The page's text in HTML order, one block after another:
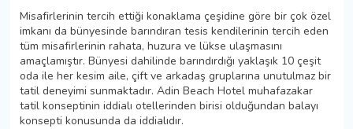
Misafirlerinin tercih ettiği konaklama çeşidine göre bir çok özel
imkanı da bünyesinde barındıran tesis kendilerinin tercih eden
tüm misafirlerinin rahata, huzura ve lükse ulaşmasını
amaçlamıştır. Bünyesi dahilinde barındırdığı yaklaşık 10 çeşit
oda ile her kesim aile, çift ve arkadaş gruplarına unutulmaz bir
tatil deneyimi sunmaktadır. Adin Beach Hotel muhafazakar
tatil konseptinin iddialı otellerinden birisi olduğundan balayı
konsepti konusunda da iddialıdır.